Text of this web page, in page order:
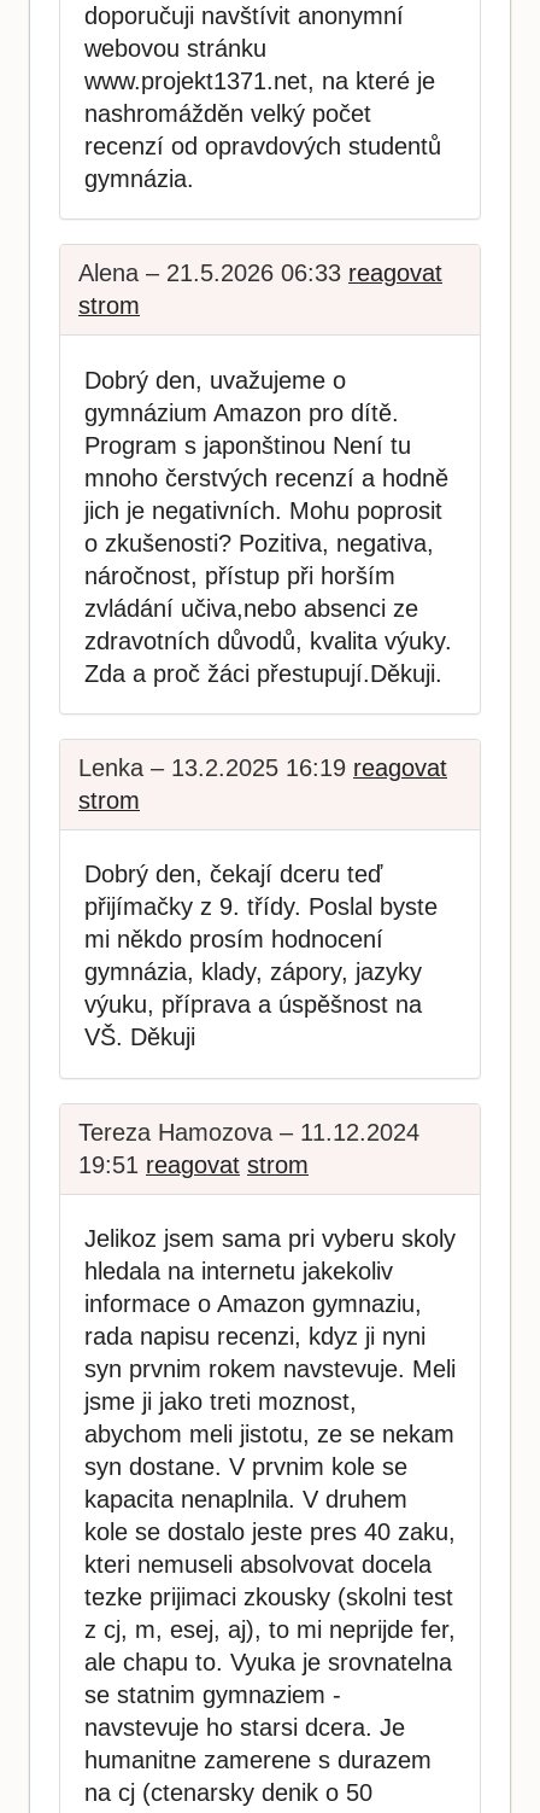
doporučuji navštívit anonymní
webovou stránku
www.projekt1371.net, na které je
nashromážděn velký počet
recenzí od opravdových studentů
gymnázia.
Alena – 21.5.2026 06:33 reagovat
strom
Dobrý den, uvažujeme o
gymnázium Amazon pro dítě.
Program s japonštinou Není tu
mnoho čerstvých recenzí a hodně
jich je negativních. Mohu poprosit
o zkušenosti? Pozitiva, negativa,
náročnost, přístup při horším
zvládání učiva,nebo absenci ze
zdravotních důvodů, kvalita výuky.
Zda a proč žáci přestupují.Děkuji.
Lenka – 13.2.2025 16:19 reagovat
strom
Dobrý den, čekají dceru teď
přijímačky z 9. třídy. Poslal byste
mi někdo prosím hodnocení
gymnázia, klady, zápory, jazyky
výuku, příprava a úspěšnost na
VŠ. Děkuji
Tereza Hamozova – 11.12.2024
19:51 reagovat strom
Jelikoz jsem sama pri vyberu skoly
hledala na internetu jakekoliv
informace o Amazon gymnaziu,
rada napisu recenzi, kdyz ji nyni
syn prvnim rokem navstevuje. Meli
jsme ji jako treti moznost,
abychom meli jistotu, ze se nekam
syn dostane. V prvnim kole se
kapacita nenaplnila. V druhem
kole se dostalo jeste pres 40 zaku,
kteri nemuseli absolvovat docela
tezke prijimaci zkousky (skolni test
z cj, m, esej, aj), to mi neprijde fer,
ale chapu to. Vyuka je srovnatelna
se statnim gymnaziem -
navstevuje ho starsi dcera. Je
humanitne zamerene s durazem
na cj (ctenarsky denik o 50